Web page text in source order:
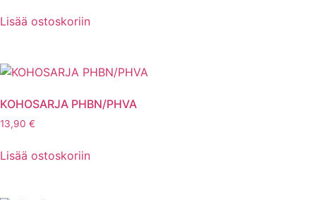
Lisää ostoskoriin
KOHOSARJA PHBN/PHVA
13,90 €
Lisää ostoskoriin